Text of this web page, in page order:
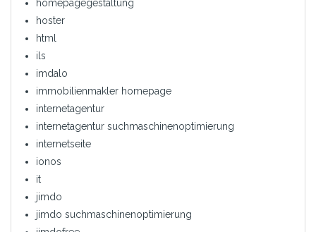
homepagegestaltung
hoster
html
ils
imdalo
immobilienmakler homepage
internetagentur
internetagentur suchmaschinenoptimierung
internetseite
ionos
it
jimdo
jimdo suchmaschinenoptimierung